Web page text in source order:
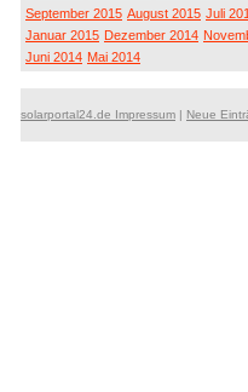
September 2015 August 2015 Juli
Januar 2015 Dezember 2014
Juni 2014 Mai 2014
solarportal24.de Impressum | Neue